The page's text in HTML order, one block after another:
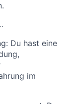
Du hast eine
im